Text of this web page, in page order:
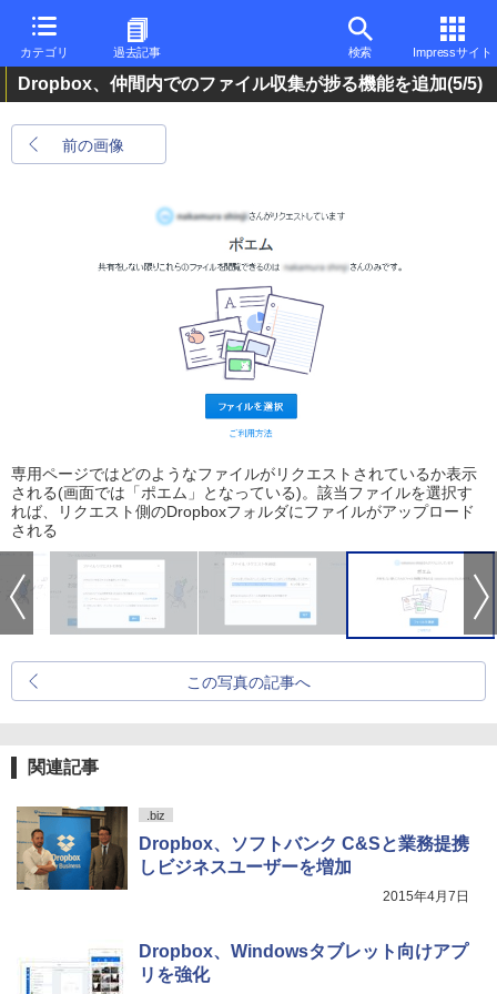
カテゴリ 過去記事 検索 Impressサイト
Dropbox、仲間内でのファイル収集が捗る機能を追加(5/5)
前の画像
専用ページではどのようなファイルがリクエストされているか表示
される(画面では「ポエム」となっている)。該当ファイルを選択す
れば、リクエスト側のDropboxフォルダにファイルがアップロード
される
この写真の記事へ
関連記事
.biz
Dropbox、ソフトバンク C&Sと業務提携
しビジネスユーザーを増加
2015年4月7日
Dropbox、Windowsタブレット向けアプ
リを強化